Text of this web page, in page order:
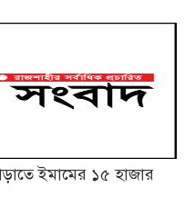
ইমামের ১৫ হাজার